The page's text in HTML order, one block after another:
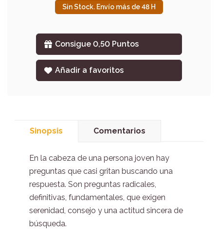
Sin Stock. Envío más de 48 H
Consigue 0,50 Puntos
Añadir a favoritos
Sinopsis Comentarios
En la cabeza de una persona joven hay
preguntas que casi gritan buscando una
respuesta. Son preguntas radicales,
definitivas, fundamentales, que exigen
serenidad, consejo y una actitud sincera de
búsqueda.